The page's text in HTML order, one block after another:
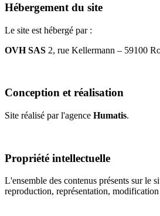
Hébergement du site
Le site est hébergé par :
OVH SAS 2, rue Kellermann – 59100
Conception et réalisation
Site réalisé par l'agence Humatis.
Propriété intellectuelle
L'ensemble des contenus présents sur le
reproduction, représentation,